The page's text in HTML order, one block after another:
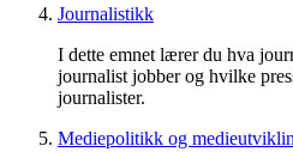
Journalistikk
I dette emnet lærer du hva
journalist jobber og hvilke
journalister.
Mediepolitikk og